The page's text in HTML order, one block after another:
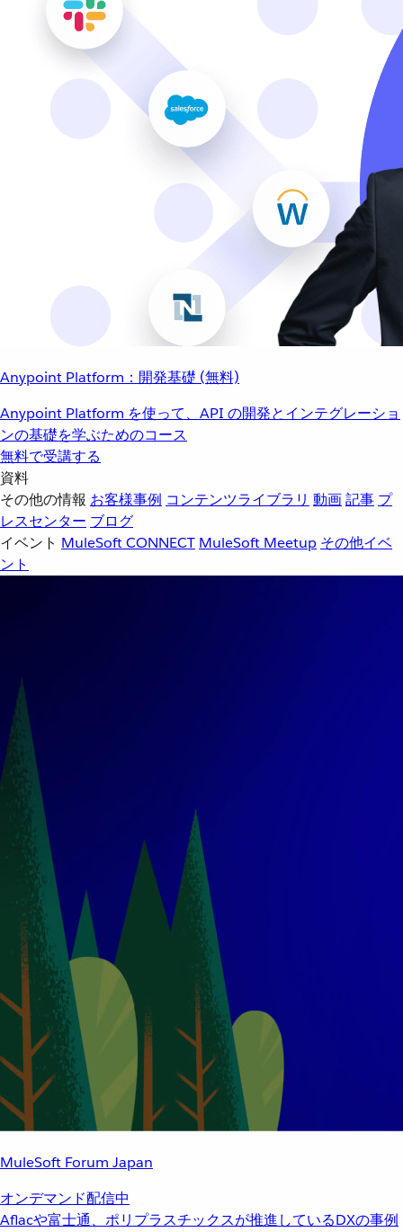
Anypoint Platform：開発基礎 (無料)
Anypoint Platform を使って、API の開発とインテグレーショ
ンの基礎を学ぶためのコース
無料で受講する
資料
その他の情報 お客様事例 コンテンツライブラリ 動画記事 プ
レスセンター ブログ
イベント MuleSoft CONNECT MuleSoft Meetup その他イベ
ント
MuleSoft Forum Japan
オンデマンド配信中
Aflacや富士通、ポリプラスチックスが推進しているDXの事例